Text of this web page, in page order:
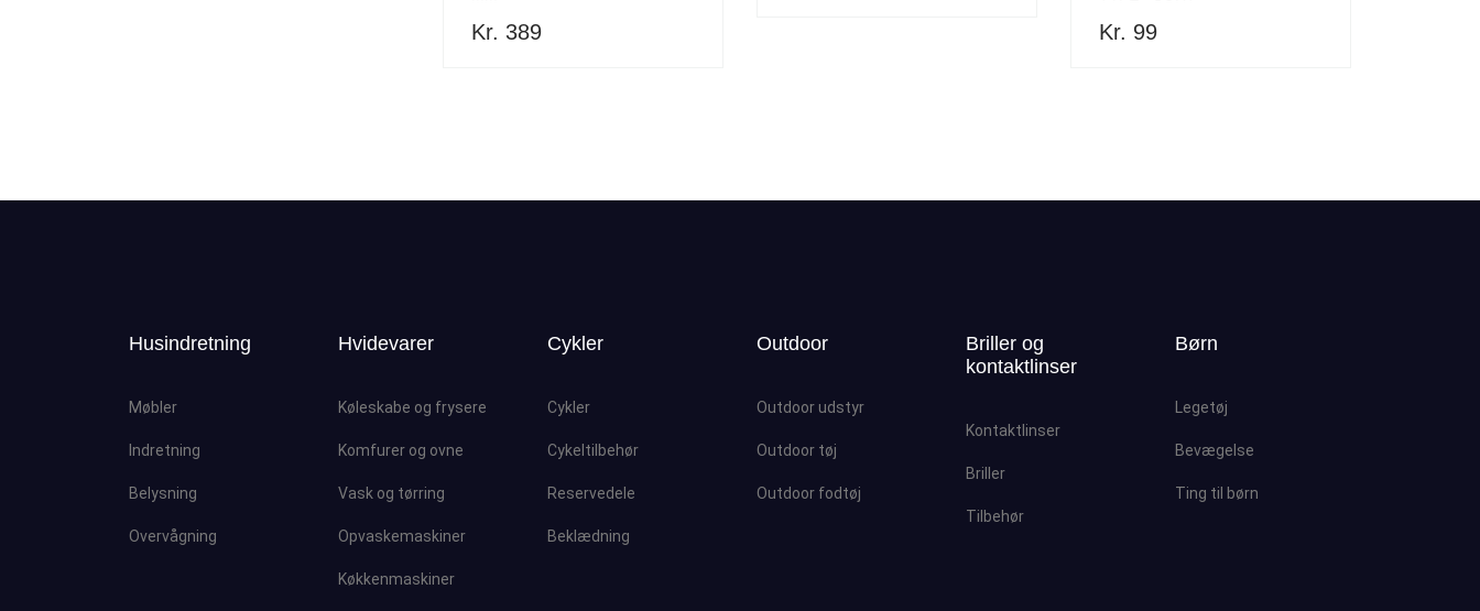
Kr. 389 Kr. 99
Husindretning
Møbler
Indretning
Belysning
Overvågning
Hvidevarer
Køleskabe og frysere
Komfurer og ovne
Vask og tørring
Opvaskemaskiner
Køkkenmaskiner
Cykler
Cykler
Cykeltilbehør
Reservedele
Beklædning
Outdoor
Outdoor udstyr
Outdoor tøj
Outdoor fodtøj
Briller og
kontaktlinser
Kontaktlinser
Briller
Tilbehør
Børn
Legetøj
Bevægelse
Ting til børn